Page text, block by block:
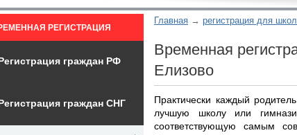
Главная регистрация для
Временная
Елизово
Практически каждый
лучшую школу или
соответствующую самым
РЕГИСТРАЦИЯ
граждан РФ
граждан СНГ